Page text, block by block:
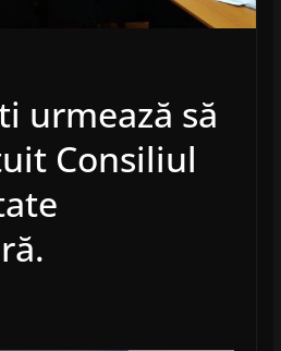
urmează să
Consiliul